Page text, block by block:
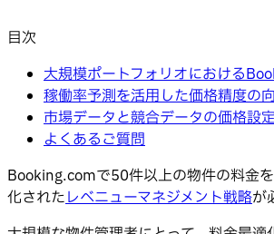
目次
大規模ポートフォリオにおける
稼働率予測を活用した価格精度の
市場データと競合データの価格設
よくあるご質問
Booking.comで50件以上の物件の料金
化されたレベニューマネジメント戦略が